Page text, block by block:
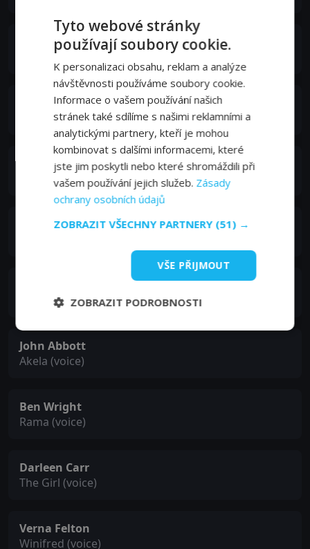
Louis Prima
King Louie of the Apes (voice)
J. Pat O'Malley
Col. Hathi the Elephant / Buzzie (voice)
Clint Howard
Junior (voice)
Chad Stuart
Flaps (voice)
John Abbott
Akela (voice)
Ben Wright
Rama (voice)
Darleen Carr
The Girl (voice)
Verna Felton
Winifred (voice)
Tyto webové stránky
používají soubory cookie.
K personalizaci obsahu, reklam a analýze
návštěvnosti používáme soubory cookie.
Informace o vašem používání našich
stránek také sdílíme s našimi reklamními a
analytickými partnery, kteří je mohou
kombinovat s dalšími informacemi, které
jste jim poskytli nebo které shromáždili při
vašem používání jejich služeb. Zásady
ochrany osobních údajů
ZOBRAZIT VŠECHNY PARTNERY (51) →
VŠE PŘIJMOUT
ZOBRAZIT PODROBNOSTI